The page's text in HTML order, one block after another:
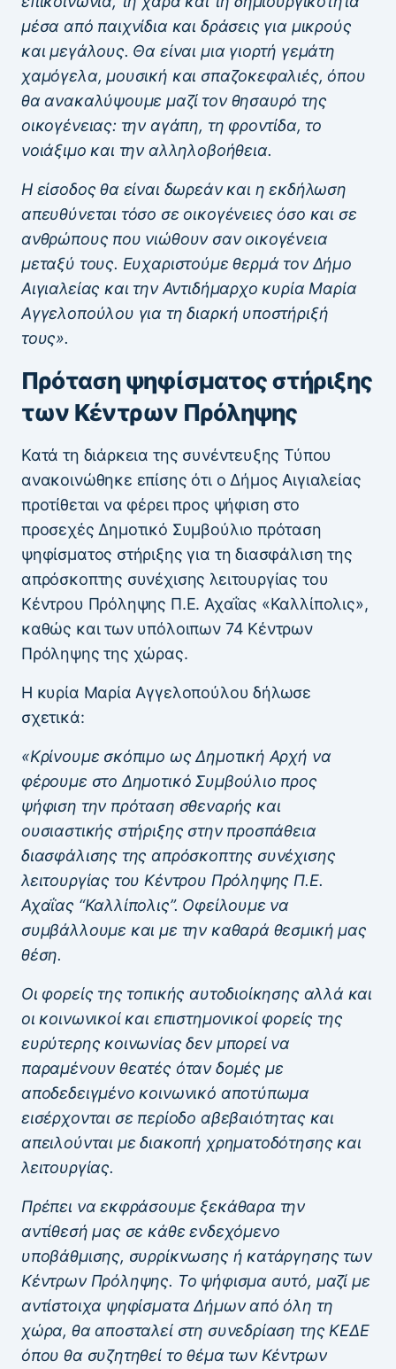
μέσα από παιχνίδια και δράσεις για μικρούς
και μεγάλους. Θα είναι μια γιορτή γεμάτη
χαμόγελα, μουσική και σπαζοκεφαλιές, όπου
θα ανακαλύψουμε μαζί τον θησαυρό της
οικογένειας: την αγάπη, τη φροντίδα, το
νοιάξιμο και την αλληλοβοήθεια.
Η είσοδος θα είναι δωρεάν και η εκδήλωση
απευθύνεται τόσο σε οικογένειες όσο και σε
ανθρώπους που νιώθουν σαν οικογένεια
μεταξύ τους. Ευχαριστούμε θερμά τον Δήμο
Αιγιαλείας και την Αντιδήμαρχο κυρία Μαρία
Αγγελοπούλου για τη διαρκή υποστήριξή
τους».
Πρόταση ψηφίσματος στήριξης
των Κέντρων Πρόληψης
Κατά τη διάρκεια της συνέντευξης Τύπου
ανακοινώθηκε επίσης ότι ο Δήμος Αιγιαλείας
προτίθεται να φέρει προς ψήφιση στο
προσεχές Δημοτικό Συμβούλιο πρόταση
ψηφίσματος στήριξης για τη διασφάλιση της
απρόσκοπτης συνέχισης λειτουργίας του
Κέντρου Πρόληψης Π.Ε. Αχαΐας «Καλλίπολις»,
καθώς και των υπόλοιπων 74 Κέντρων
Πρόληψης της χώρας.
Η κυρία Μαρία Αγγελοπούλου δήλωσε
σχετικά:
«Κρίνουμε σκόπιμο ως Δημοτική Αρχή να
φέρουμε στο Δημοτικό Συμβούλιο προς
ψήφιση την πρόταση σθεναρής και
ουσιαστικής στήριξης στην προσπάθεια
διασφάλισης της απρόσκοπτης συνέχισης
λειτουργίας του Κέντρου Πρόληψης Π.Ε.
Αχαΐας “Καλλίπολις”. Οφείλουμε να
συμβάλλουμε και με την καθαρά θεσμική μας
θέση.
Οι φορείς της τοπικής αυτοδιοίκησης αλλά και
οι κοινωνικοί και επιστημονικοί φορείς της
ευρύτερης κοινωνίας δεν μπορεί να
παραμένουν θεατές όταν δομές με
αποδεδειγμένο κοινωνικό αποτύπωμα
εισέρχονται σε περίοδο αβεβαιότητας και
απειλούνται με διακοπή χρηματοδότησης και
λειτουργίας.
Πρέπει να εκφράσουμε ξεκάθαρα την
αντίθεσή μας σε κάθε ενδεχόμενο
υποβάθμισης, συρρίκνωσης ή κατάργησης των
Κέντρων Πρόληψης. Το ψήφισμα αυτό, μαζί με
αντίστοιχα ψηφίσματα Δήμων από όλη τη
χώρα, θα αποσταλεί στη συνεδρίαση της ΚΕΔΕ
όπου θα συζητηθεί το θέμα των Κέντρων